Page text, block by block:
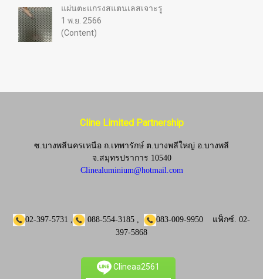
แผ่นตะแกรงสแตนเลสเจาะรู
1 พ.ย. 2566
(Content)
Cline Limited Partnership
ซ.บางพลีนครเหนือ ถ.เทพารักษ์ ต.บางพลีใหญ่ อ.บางพลี
จ.สมุทรปราการ 10540
Clinealuminium@hotmail.com
02-397-5731 , 088-554-3185 , 083-009-9950 แฟ็กซ์. 02-
397-5868
Clineaa2561